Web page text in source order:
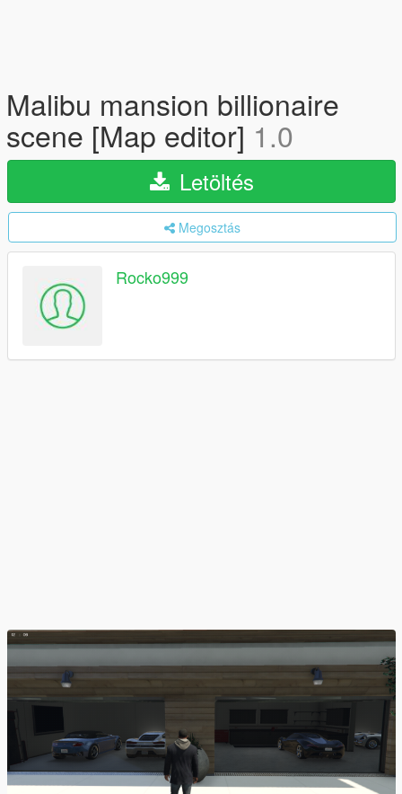
Malibu mansion billionaire
scene [Map editor] 1.0
Letöltés
Megosztás
Rocko999